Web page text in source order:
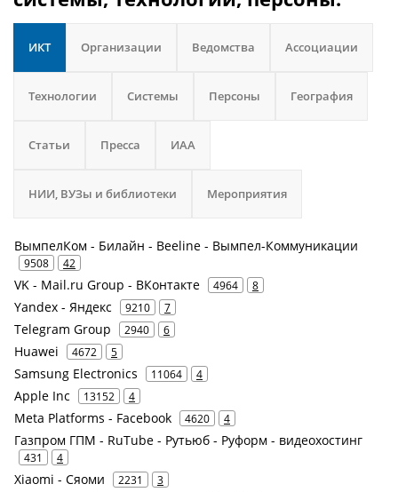
ИКТ Организации Ведомства Ассоциации
Технологии Системы Персоны География
Статьи Пресса ИАА
НИИ, ВУЗы и библиотеки Мероприятия
ВымпелКом - Билайн - Beeline - Вымпел-Коммуникации
9508 42
VK - Mail.ru Group - ВКонтакте 4964 8
Yandex - Яндекс 9210 7
Telegram Group 2940 6
Huawei 4672 5
Samsung Electronics 11064 4
Apple Inc 13152 4
Meta Platforms - Facebook 4620 4
Газпром ГПМ - RuTube - Рутьюб - Руформ - видеохостинг
431 4
Xiaomi - Сяоми 2231 3